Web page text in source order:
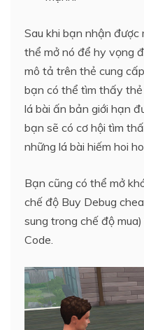
Sau khi bạn nhận được
thể mở nó để hy vọng
mô tả trên thẻ cung
bạn có thể tìm thấy
lá bài ấn bản giới hạn
bạn sẽ có cơ hội tìm
những lá bài hiếm hoi
Bạn cũng có thể mở
chế độ Buy Debug
sung trong chế độ
Code.